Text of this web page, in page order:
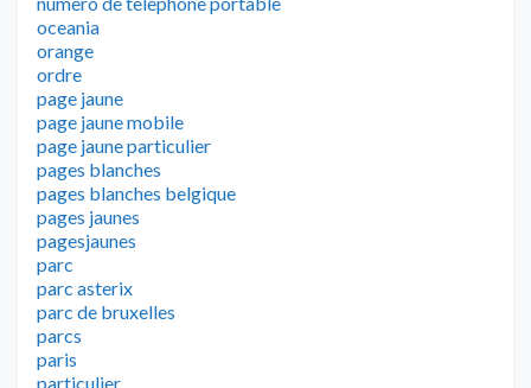
oceania
orange
ordre
page jaune
page jaune mobile
page jaune particulier
pages blanches
pages blanches belgique
pages jaunes
pagesjaunes
parc
parc asterix
parc de bruxelles
parcs
paris
particulier